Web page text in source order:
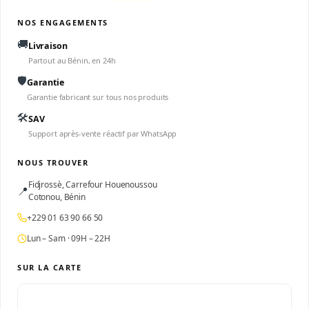
NOS ENGAGEMENTS
🚚Livraison
Partout au Bénin, en 24h
🛡️Garantie
Garantie fabricant sur tous nos produits
🛠️SAV
Support après-vente réactif par WhatsApp
NOUS TROUVER
📍Fidjrossè, Carrefour Houenoussou
Cotonou, Bénin
+229 01 63 90 66 50
Lun – Sam · 09H – 22H
SUR LA CARTE